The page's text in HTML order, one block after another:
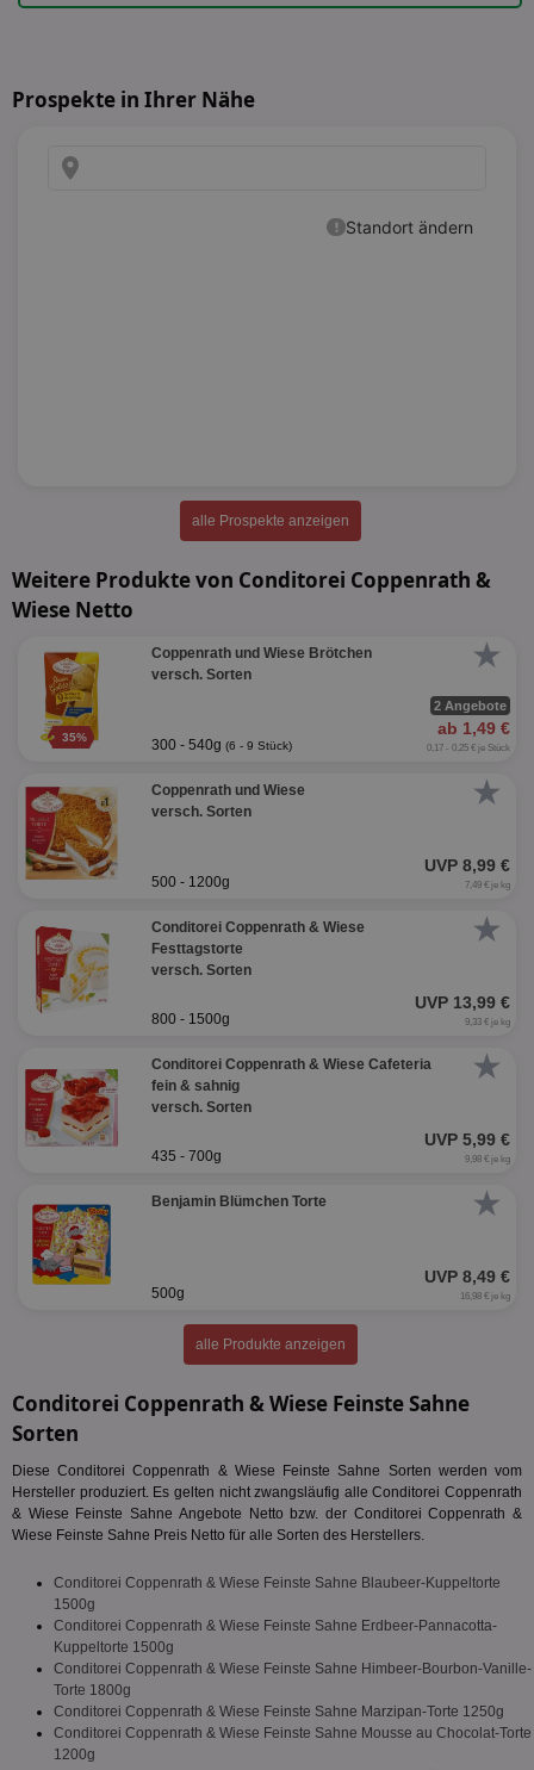
Prospekte in Ihrer Nähe
alle Prospekte anzeigen
Weitere Produkte von Conditorei Coppenrath &
Wiese Netto
★
35%
Coppenrath und Wiese Brötchen
versch. Sorten
2 Angebote
ab 1,49 €
300 - 540g (6 - 9 Stück) 0,17 - 0,25 € je Stück
★
Coppenrath und Wiese
versch. Sorten
UVP 8,99 €
500 - 1200g 7,49 € je kg
★
Conditorei Coppenrath & Wiese
Festtagstorte
versch. Sorten
UVP 13,99 €
800 - 1500g 9,33 € je kg
★
Conditorei Coppenrath & Wiese Cafeteria
fein & sahnig
versch. Sorten
UVP 5,99 €
435 - 700g 9,98 € je kg
★
Benjamin Blümchen Torte
UVP 8,49 €
500g 16,98 € je kg
alle Produkte anzeigen
Conditorei Coppenrath & Wiese Feinste Sahne
Sorten
Diese Conditorei Coppenrath & Wiese Feinste Sahne Sorten werden vom
Hersteller produziert. Es gelten nicht zwangsläufig alle Conditorei Coppenrath
& Wiese Feinste Sahne Angebote Netto bzw. der Conditorei Coppenrath &
Wiese Feinste Sahne Preis Netto für alle Sorten des Herstellers.
Conditorei Coppenrath & Wiese Feinste Sahne Blaubeer-Kuppeltorte
1500g
Conditorei Coppenrath & Wiese Feinste Sahne Erdbeer-Pannacotta-
Kuppeltorte 1500g
Conditorei Coppenrath & Wiese Feinste Sahne Himbeer-Bourbon-Vanille-
Torte 1800g
Conditorei Coppenrath & Wiese Feinste Sahne Marzipan-Torte 1250g
Conditorei Coppenrath & Wiese Feinste Sahne Mousse au Chocolat-Torte
1200g